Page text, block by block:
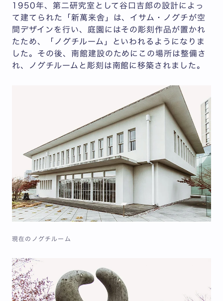
1950年、第二研究室として谷口吉郎の設計によっ
て建てられた「新萬来舎」は、イサム・ノグチが空
間デザインを行い、庭園にはその彫刻作品が置かれ
たため、「ノグチルーム」といわれるようになりま
した。その後、南館建設のためにこの場所は整備さ
れ、ノグチルームと彫刻は南館に移築されました。
現在のノグチルーム